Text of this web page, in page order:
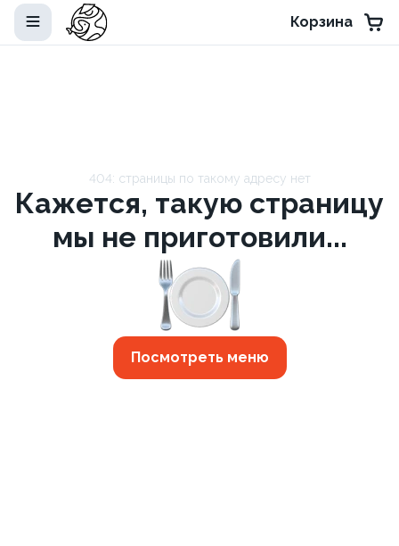
Корзина
404: страницы по такому адресу нет
Кажется, такую страницу
мы не приготовили...
Посмотреть меню